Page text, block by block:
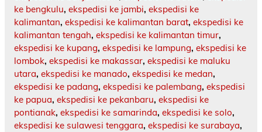
ke bengkulu, ekspedisi ke jambi, ekspedisi ke
kalimantan, ekspedisi ke kalimantan barat, ekspedisi ke
kalimantan tengah, ekspedisi ke kalimantan timur,
ekspedisi ke kupang, ekspedisi ke lampung, ekspedisi ke
lombok, ekspedisi ke makassar, ekspedisi ke maluku
utara, ekspedisi ke manado, ekspedisi ke medan,
ekspedisi ke padang, ekspedisi ke palembang, ekspedisi
ke papua, ekspedisi ke pekanbaru, ekspedisi ke
pontianak, ekspedisi ke samarinda, ekspedisi ke solo,
ekspedisi ke sulawesi tenggara, ekspedisi ke surabaya,